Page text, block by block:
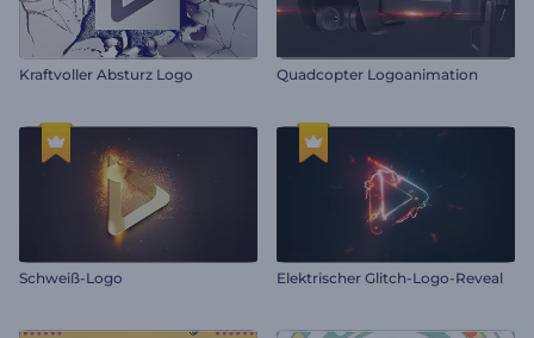
Kraftvoller Absturz Logo Quadcopter Logoanimation
Schweiß-Logo Elektrischer Glitch-Logo-Reveal